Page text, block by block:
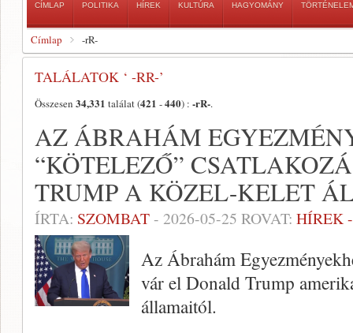
CÍMLAP POLITIKA HÍREK KULTÚRA HAGYOMÁNY
Címlap -rR-
TALÁLATOK ‘ -RR-’
Összesen 34,331 találat (421 -440) : -rR-.
AZ ÁBRAHÁM
“KÖTELEZŐ”
TRUMP A KÖZEL-KELET
ÍRTA: SZOMBAT- 2026-05-25 ROVAT: HÍREK
Az Ábrahám
vár el Donald Trump
államaitól.